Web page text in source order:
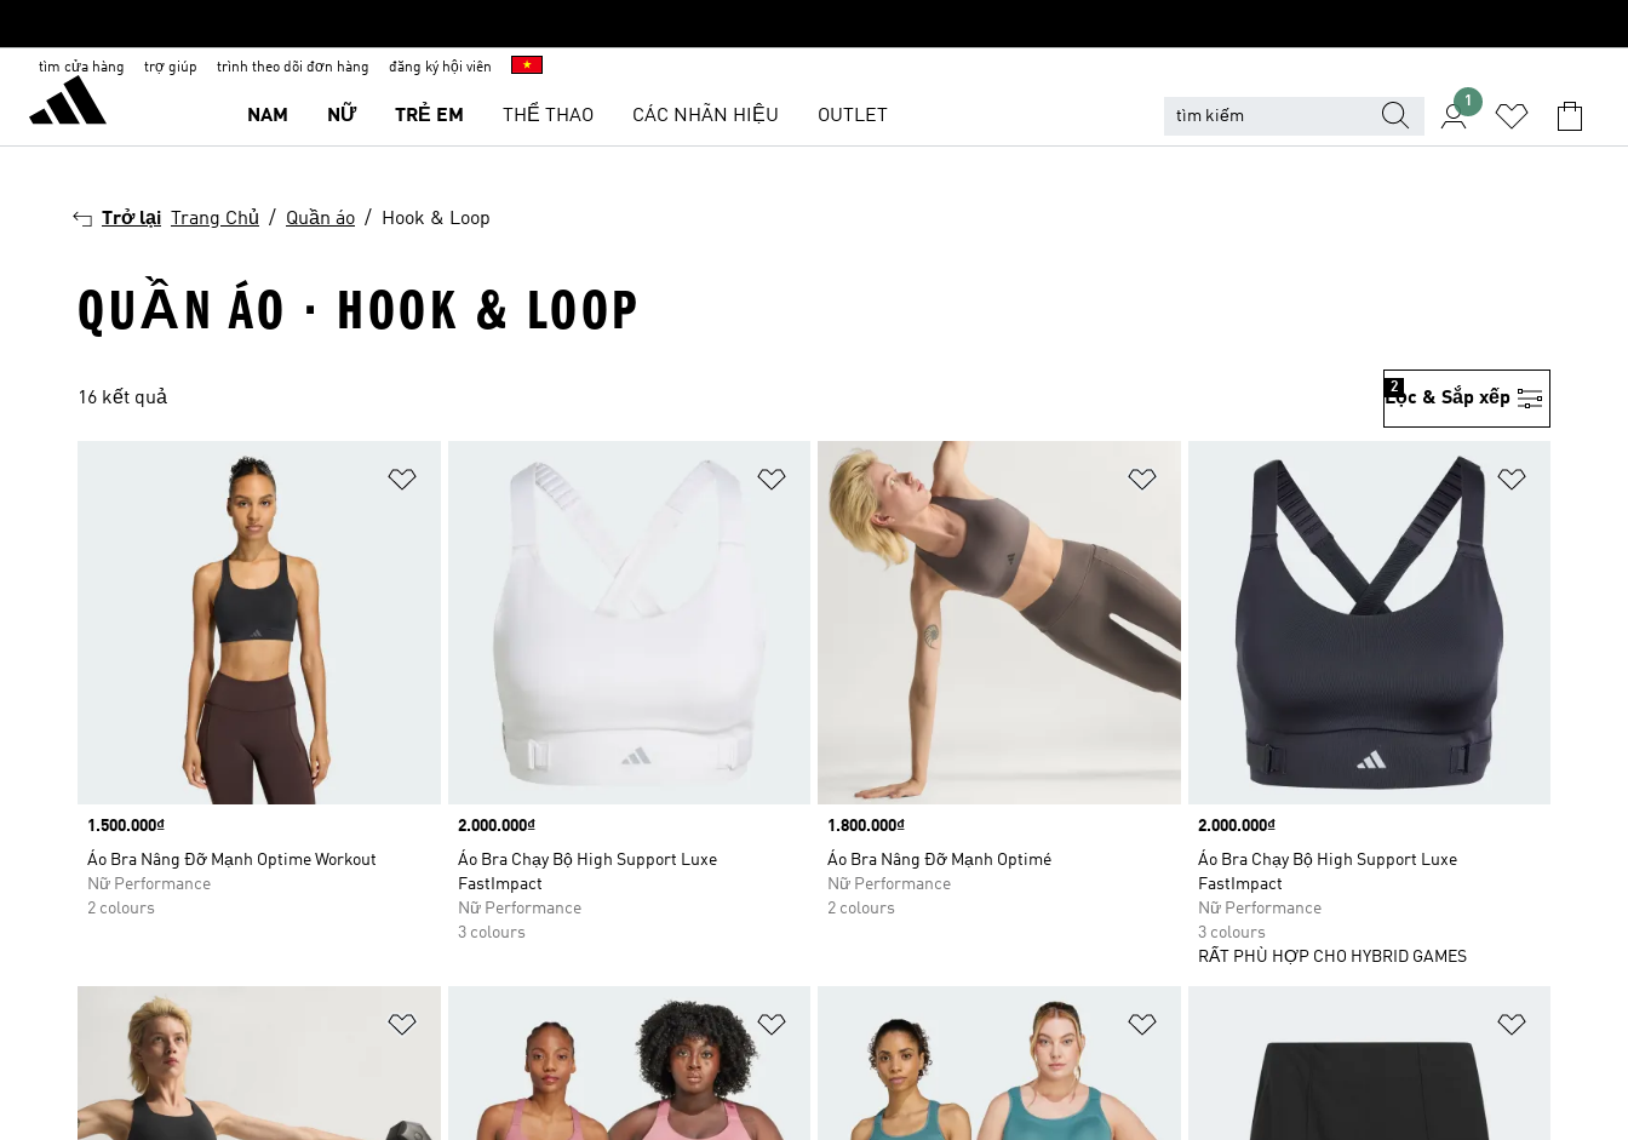
tìm cửa hàng trợ giúp trình theo dõi đơn hàng đăng ký hội viên
NAM NỮ TRẺ EM THỂ THAO CÁC NHÃN HIỆU OUTLET
1
Trở lại Trang Chủ Quần áo Hook & Loop
QUẦN ÁO · HOOK & LOOP
16 kết quả Lọc & Sắp xếp
2
Add to Wishlist
Price
1.500.000₫
Áo Bra Nâng Đỡ Mạnh Optime Workout
Nữ Performance
2 colours
Add to Wishlist
Price
2.000.000₫
Áo Bra Chạy Bộ High Support Luxe
FastImpact
Nữ Performance
3 colours
Add to Wishlist
Price
1.800.000₫
Áo Bra Nâng Đỡ Mạnh Optimé
Nữ Performance
2 colours
Price
2.000.000₫
Áo Bra Chạy Bộ High Support Luxe
FastImpact
Nữ Performance
3 colours
RẤT PHÙ HỢP CHO HYBRID GAMES
Add to Wishlist Add to Wishlist